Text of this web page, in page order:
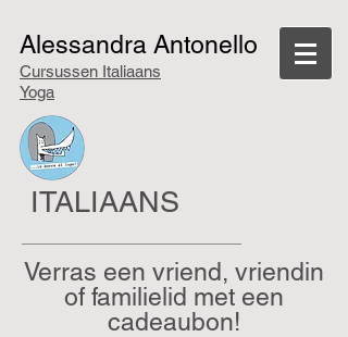
Alessandra Antonello
Cursussen Italiaans
Yoga
ITALIAANS
Verras een vriend, vriendin
of familielid met een
cadeaubon!